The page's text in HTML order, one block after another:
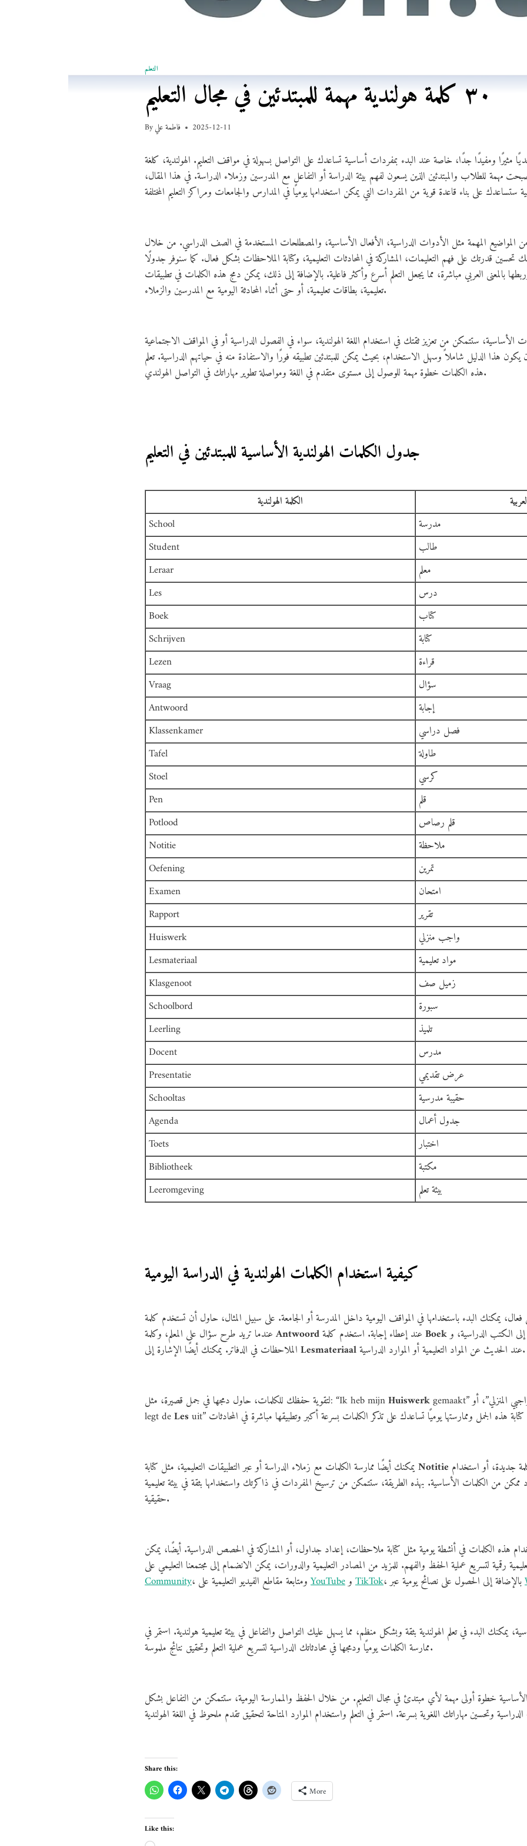
التعلم
٣٠ كلمة هولندية مهمة للمبتدئين في مجال التعليم
Byفاطمة علي 2025-12-11
مثيرًا ومفيدًا جدًا، خاصة عند البدء بمفردات أساسية تساعدك على التواصل بسهولة في مواقف التعليم. الهولندية، كلغة
مهمة للطلاب والمبتدئين الذين يسعون لفهم بيئة الدراسة أو التفاعل مع المدرسين وزملاء الدراسة. في هذا المقال،
المواضيع المهمة مثل الأدوات الدراسية، الأفعال الأساسية، والمصطلحات المستخدمة في الصف الدراسي. من خلال
قدرتك على فهم التعليمات، المشاركة في المحادثات التعليمية، وكتابة الملاحظات بشكل فعال. كما سنوفر جدولًا
بالمعنى العربي مباشرة، مما يجعل التعلم أسرع وأكثر فاعلية. بالإضافة إلى ذلك، يمكن دمج هذه الكلمات في تطبيقات
تعليمية، بطاقات تعليمية، أو حتى أثناء المحادثة اليومية مع المدرسين والزملاء.
الأساسية، ستتمكن من تعزيز ثقتك في استخدام اللغة الهولندية، سواء في الفصول الدراسية أو في المواقف الاجتماعية
هذا الدليل شاملاً وسهل الاستخدام، بحيث يمكن للمبتدئين تطبيقه فورًا والاستفادة منه في حياتهم الدراسية. تعلم
هذه الكلمات خطوة مهمة للوصول إلى مستوى متقدم في اللغة ومواصلة تطوير مهاراتك في التواصل الهولندي.
جدول الكلمات الهولندية الأساسية للمبتدئين في التعليم
الكلمة الهولندية
School
مدرسة
Student
طالب
Leraar
معلم
Les
درس
Boek
كتاب
Schrijven
كتابة
Lezen
قراءة
Vraag
سؤال
Antwoord
إجابة
Klassenkamer
فصل دراسي
Tafel
طاولة
Stoel
كرسي
Pen
قلم
Potlood
قلم رصاص
Notitie
ملاحظة
Oefening
تمرين
Examen
امتحان
Rapport
تقرير
Huiswerk
واجب منزلي
Lesmateriaal
مواد تعليمية
Klasgenoot
زميل صف
Schoolbord
سبورة
Leerling
تلميذ
Docent
مدرس
Presentatie
عرض تقديمي
Schooltas
حقيبة مدرسية
Agenda
جدول أعمال
Toets
اختبار
Bibliotheek
مكتبة
Leeromgeving
بيئة تعلم
كيفية استخدام الكلمات الهولندية في الدراسة اليومية
Antwoord Boekالكتب الدراسية، و
Lesmateriaal عند الحديث عن المواد التعليمية أو الموارد الدراسية.
لتقوية حفظك للكلمات، حاول دمجها في جمل قصيرة، مثل: “Ik heb mijnHuiswerk
legt deLes
Notitie
من الكلمات الأساسية. بهذه الطريقة، ستتمكن من ترسيخ المفردات في ذاكرتك واستخدامها بثقة في بيئة تعليمية
حقيقية.
هذه الكلمات في أنشطة يومية مثل كتابة ملاحظات، إعداد جداول، أو المشاركة في الحصص الدراسية. أيضًا، يمكن
Community
، ومتابعة مقاطع الفيديو التعليمية علىYouTube TikTok
يمكنك البدء في تعلم الهولندية بثقة وبشكل منظم، مما يسهل عليك التواصل والتفاعل في بيئة تعليمية هولندية. استمر في
ممارسة الكلمات يوميًا ودمجها في محادثاتك الدراسية لتسريع عملية التعلم وتحقيق نتائج ملموسة.
الأساسية خطوة أولى مهمة لأي مبتدئ في مجال التعليم. من خلال الحفظ والممارسة اليومية، ستتمكن من التفاعل بشكل
Share this:
More
Like this: